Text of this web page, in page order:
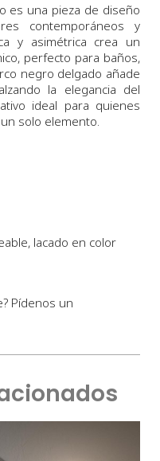
es una pieza de diseño
contemporáneos y
y asimétrica crea un
perfecto para baños,
negro delgado añade
la elegancia del
ideal para quienes
solo elemento.
lacado en color
Pídenos un